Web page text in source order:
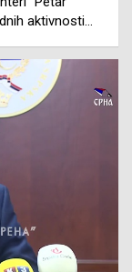
aktivnosti…